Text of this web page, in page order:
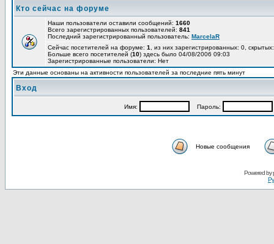
Кто сейчас на форуме
Наши пользователи оставили сообщений: 1660
Всего зарегистрированных пользователей: 841
Последний зарегистрированный пользователь: MarcelaR
Сейчас посетителей на форуме: 1
, из них зарегистрированных: 0,
Больше всего посетителей (10) здесь было 04/08/2006 09:03
Зарегистрированные пользователи: Нет
Эти данные основаны на активности пользователей за последние пять минут
Вход
Имя: Пароль:
Новые сообщения
Powered by